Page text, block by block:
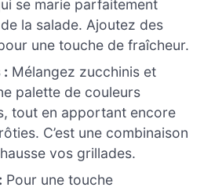
se marie parfaitement
la salade. Ajoutez des
une touche de fraîcheur.
: Mélangez zucchinis et
palette de couleurs
tout en apportant encore
C’est une combinaison
vos grillades.
Pour une touche